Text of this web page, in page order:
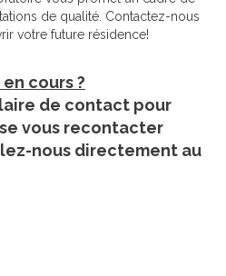
de qualité. Contactez-nous
votre future résidence!
cours ?
de contact pour
vous recontacter
nous directement au